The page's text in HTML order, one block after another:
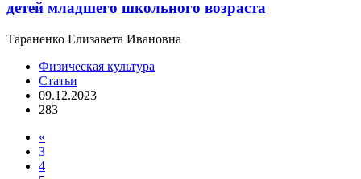
детей младшего школьного возраста
Тараненко Елизавета Ивановна
Физическая культура
Статьи
09.12.2023
283
«
3
4